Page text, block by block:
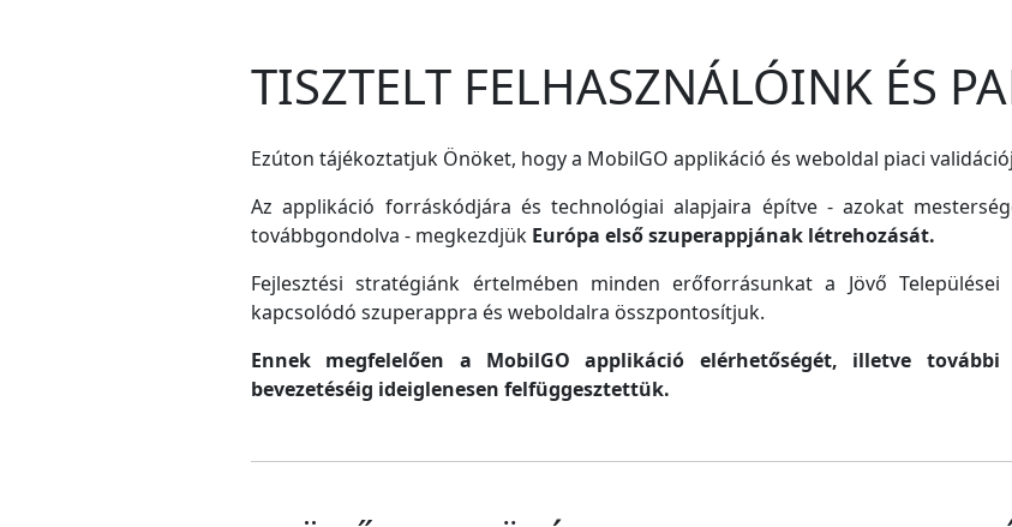
TISZTELT FELHASZNÁLÓINK ÉS
Ezúton tájékoztatjuk Önöket, hogy a MobilGO applikáció és weboldal piaci
Az applikáció forráskódjára és technológiai alapjaira építve - azokat
továbbgondolva - megkezdjük Európa első szuperappjának létrehozását.
Fejlesztési stratégiánk értelmében minden erőforrásunkat a Jövő
kapcsolódó szuperappra és weboldalra összpontosítjuk.
Ennek megfelelően a MobilGO applikáció elérhetőségét, illetve további
bevezetéséig ideiglenesen felfüggesztettük.